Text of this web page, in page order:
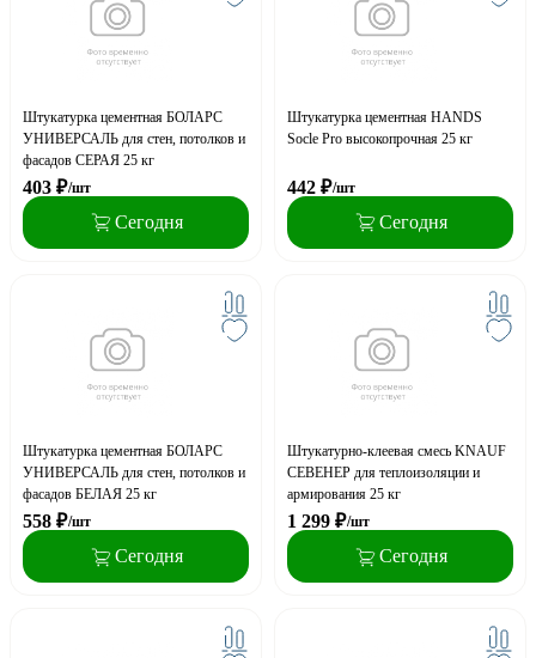
Штукатурка цементная БОЛАРС
УНИВЕРСАЛЬ для стен, потолков и
фасадов СЕРАЯ 25 кг
403 ₽/шт
Сегодня
Штукатурка цементная HANDS
Socle Pro высокопрочная 25 кг
442 ₽/шт
Сегодня
Штукатурка цементная БОЛАРС
УНИВЕРСАЛЬ для стен, потолков и
фасадов БЕЛАЯ 25 кг
558 ₽/шт
Сегодня
Штукатурно-клеевая смесь KNAUF
СЕВЕНЕР для теплоизоляции и
армирования 25 кг
1 299 ₽/шт
Сегодня